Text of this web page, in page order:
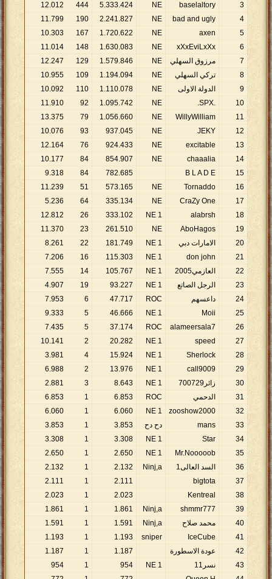
3
baselaltory
NE
5.333.424
444
12.012
4
bad and ugly
NE
2.241.827
190
11.799
5
axen
NE
1.720.622
167
10.303
6
xXxEviLxXx
NE
1.630.083
148
11.014
7
مرزوق السهلي NE
1.579.846
129
12.247
8
تركي السهلي NE
1.194.094
109
10.955
9
الدولة الاولى NE
1.110.078
110
10.092
10
.SPX.
NE
1.095.742
92
11.910
11
WillyWilliam
NE
1.056.660
79
13.375
12
JEKY
NE
937.045
93
10.076
13
excitable
NE
924.433
76
12.164
14
chaaalia
NE
854.907
84
10.177
15
B L A D E
782.685
84
9.318
16
Tornaddo
NE
573.165
51
11.239
17
CraZy One
NE
335.134
64
5.236
18
alabrsh
1 NE
333.102
26
12.812
19
AboHagos
NE
261.510
23
11.370
20
الامارات دبي 1 NE
181.749
22
8.261
21
don john
1 NE
115.303
16
7.206
22
العازمي2005 1 NE
105.767
14
7.555
23
الرجل الصاتع 1 NE
93.227
19
4.907
24
داعسهم ROC
47.717
6
7.953
25
Moii
1 NE
46.666
5
9.333
26
alameersala7
ROC
37.174
5
7.435
27
speed
1 NE
20.282
2
10.141
28
Sherlock
1 NE
15.924
4
3.981
29
call9009
1 NE
13.976
2
6.988
30
زائر700729 1 NE
8.643
3
2.881
31
الدحمي ROC
6.853
1
6.853
32
zooshow2000
1 NE
6.060
1
6.060
33
mans دح دح 3.853
1
3.853
34
Star
1 NE
3.308
1
3.308
35
Mr.Nooooob
1 NE
2.650
1
2.650
36
السد العالى1 Ninj,a
2.132
1
2.132
37
bigtota
2.111
1
2.111
38
Kentreal
2.023
1
2.023
39
shmmr777
Ninj,a
1.861
1
1.861
40
محمد صلاح Ninj,a
1.591
1
1.591
41
IceCube
sniper
1.193
1
1.193
42
عودة الاسطورة 1.187
1
1.187
43
نسر11 1 NE
954
1
954